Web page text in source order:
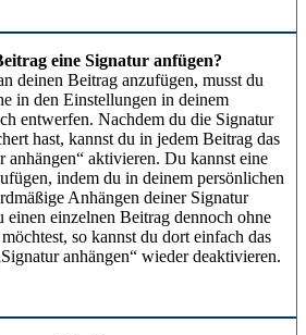
eine Signatur anfügen?
deinen Beitrag anzufügen, musst du
in den Einstellungen in deinem
entwerfen. Nachdem du die Signatur
hast, kannst du in jedem Beitrag das
anhängen“ aktivieren. Du kannst eine
indem du in deinem persönlichen
Anhängen deiner Signatur
einen einzelnen Beitrag dennoch ohne
so kannst du dort einfach das
anhängen“ wieder deaktivieren.